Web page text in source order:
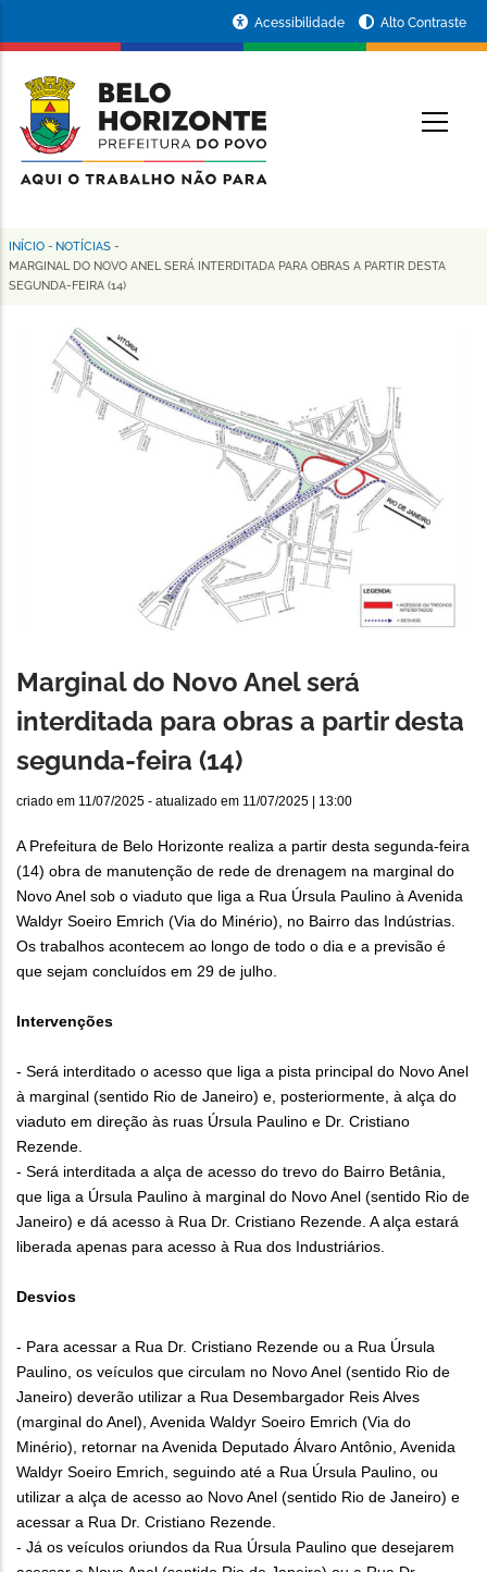
conteúdo
principal
da
Prefeitura
de
Horizonte
Acessibilidade Alto Contraste
Trilha
de
navegação
INÍCIO - NOTÍCIAS -
MARGINAL DO NOVO ANEL SERÁ INTERDITADA PARA OBRAS A PARTIR DESTA
SEGUNDA-FEIRA (14)
Marginal do Novo Anel será
interditada para obras a partir desta
segunda-feira (14)
criado em 11/07/2025 - atualizado em 11/07/2025 | 13:00
A Prefeitura de Belo Horizonte realiza a partir desta segunda-feira
(14) obra de manutenção de rede de drenagem na marginal do
Novo Anel sob o viaduto que liga a Rua Úrsula Paulino à Avenida
Waldyr Soeiro Emrich (Via do Minério), no Bairro das Indústrias.
Os trabalhos acontecem ao longo de todo o dia e a previsão é
que sejam concluídos em 29 de julho.
Intervenções
- Será interditado o acesso que liga a pista principal do Novo Anel
à marginal (sentido Rio de Janeiro) e, posteriormente, à alça do
viaduto em direção às ruas Úrsula Paulino e Dr. Cristiano
Rezende.
- Será interditada a alça de acesso do trevo do Bairro Betânia,
que liga a Úrsula Paulino à marginal do Novo Anel (sentido Rio de
Janeiro) e dá acesso à Rua Dr. Cristiano Rezende. A alça estará
liberada apenas para acesso à Rua dos Industriários.
Desvios
- Para acessar a Rua Dr. Cristiano Rezende ou a Rua Úrsula
Paulino, os veículos que circulam no Novo Anel (sentido Rio de
Janeiro) deverão utilizar a Rua Desembargador Reis Alves
(marginal do Anel), Avenida Waldyr Soeiro Emrich (Via do
Minério), retornar na Avenida Deputado Álvaro Antônio, Avenida
Waldyr Soeiro Emrich, seguindo até a Rua Úrsula Paulino, ou
utilizar a alça de acesso ao Novo Anel (sentido Rio de Janeiro) e
acessar a Rua Dr. Cristiano Rezende.
- Já os veículos oriundos da Rua Úrsula Paulino que desejarem